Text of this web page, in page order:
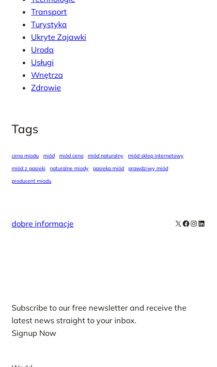
Transport
Turystyka
Ukryte Zajawki
Uroda
Usługi
Wnętrza
Zdrowie
Tags
cena miodu miód miód cena miód naturalny
miód sklep internetowy
miód z pasieki
naturalne miody pasieka miód
prawdziwy miód
producent miodu
dobre informacje X Facebook
Subscribe to our free newsletter and receive the
latest news straight to your inbox.
Signup Now